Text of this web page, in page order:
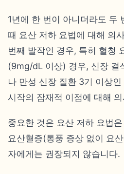
1년에 한 번이 아니더라도 두
때 요산 저하 요법에 대해 의
번째 발작인 경우, 특히 혈청
(9mg/dL 이상) 경우, 신장 결
나 만성 신장 질환 3기 이상
시작의 잠재적 이점에 대해
중요한 것은 요산 저하 요법
요산혈증(통풍 증상 없이 요
자에게는 권장되지 않습니다.